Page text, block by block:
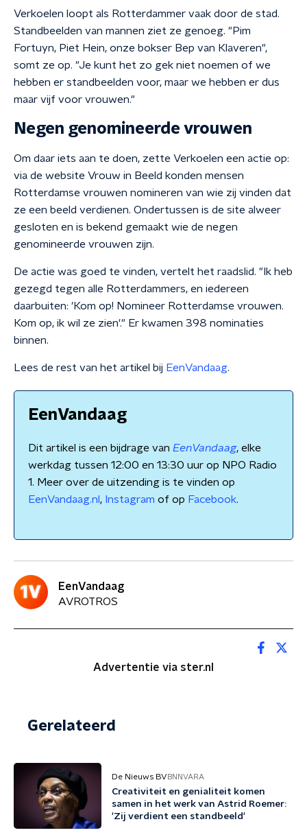
Verkoelen loopt als Rotterdammer vaak door de stad.
Standbeelden van mannen ziet ze genoeg. "Pim
Fortuyn, Piet Hein, onze bokser Bep van Klaveren",
somt ze op. "Je kunt het zo gek niet noemen of we
hebben er standbeelden voor, maar we hebben er dus
maar vijf voor vrouwen."
Negen genomineerde vrouwen
Om daar iets aan te doen, zette Verkoelen een actie op:
via de website Vrouw in Beeld konden mensen
Rotterdamse vrouwen nomineren van wie zij vinden dat
ze een beeld verdienen. Ondertussen is de site alweer
gesloten en is bekend gemaakt wie de negen
genomineerde vrouwen zijn.
De actie was goed te vinden, vertelt het raadslid. "Ik heb
gezegd tegen alle Rotterdammers, en iedereen
daarbuiten: 'Kom op! Nomineer Rotterdamse vrouwen.
Kom op, ik wil ze zien'." Er kwamen 398 nominaties
binnen.
Lees de rest van het artikel bij EenVandaag.
EenVandaag
Dit artikel is een bijdrage van EenVandaag, elke
werkdag tussen 12:00 en 13:30 uur op NPO Radio
1. Meer over de uitzending is te vinden op
EenVandaag.nl , Instagram of op Facebook.
EenVandaag
AVROTROS
Advertentie via ster.nl
Gerelateerd
De Nieuws BV BNNVARA
Creativiteit en genialiteit komen
samen in het werk van Astrid Roemer:
'Zij verdient een standbeeld'